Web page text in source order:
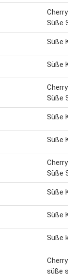
Süße
Süße
Süße
Süße
Süße
Süße
Süße
Süße
Süße
Süße
süße